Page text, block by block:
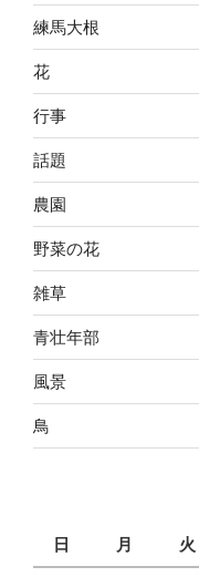
練馬大根
花
行事
話題
農園
野菜の花
雑草
青壮年部
風景
鳥
日
月 火